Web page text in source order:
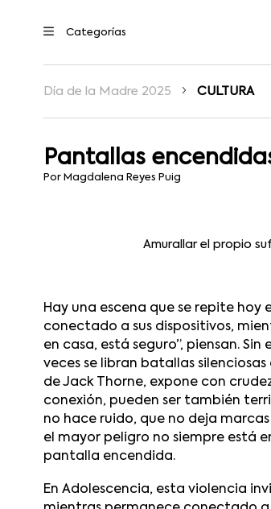
Día de la Madre 2025 CULTURA
Pantallas
Por Magdalena Reyes Puig
Amurallar el propio
Hay una escena que se repite
conectado a sus dispositivos,
en casa, está seguro”, piensan.
veces se libran batallas
de Jack Thorne, expone con
conexión, pueden ser también
no hace ruido, que no deja
el mayor peligro no siempre está
pantalla encendida.
En Adolescencia, esta violencia